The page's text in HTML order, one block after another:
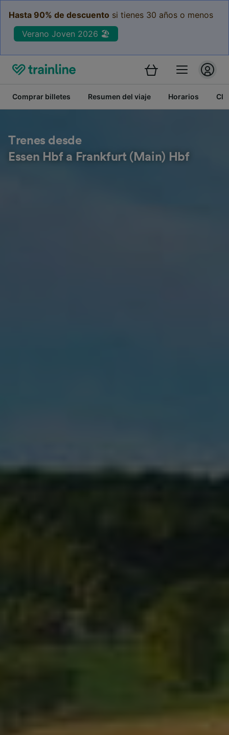
Hasta 90% de descuento si tienes 30 años o menos
Verano Joven 2026 🏖️
Comprar billetes Resumen del viaje Horarios
Trenes desde
Essen Hbf a Frankfurt (Main) Hbf